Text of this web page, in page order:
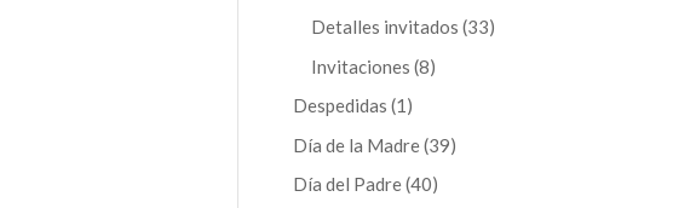
productos
Detalles invitados 3333
Invitaciones 88
Despedidas 1 1
producto
Día de la Madre 3939
Día del Padre 4040